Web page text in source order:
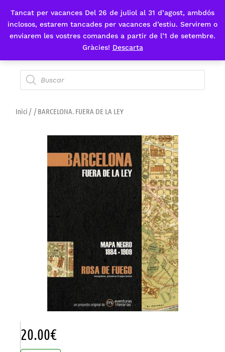
Tancat per vacances Del 26 de juliol al 31 d’agost, ambdós
inclosos, estarem tancades per vacances d’estiu. Servirem o
enviarem les vostres comandes a partir de l’1 de setembre.
Gràcies! Descarta
Fes-te'n sòcia
Inici / / BARCELONA. FUERA DE LA LEY
20.00€